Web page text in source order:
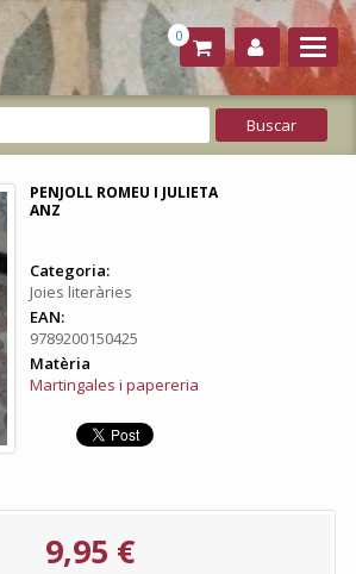
0
PENJOLL ROMEU I JULIETA
ANZ
Categoria:
Joies literàries
EAN:
9789200150425
Matèria
Martingales i papereria
9,95 €